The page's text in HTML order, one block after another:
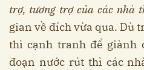
trợ, tương trợ của các nhà
gian về đích vừa qua. Dù
thì cạnh tranh để giành
đoạn nước rút thì các